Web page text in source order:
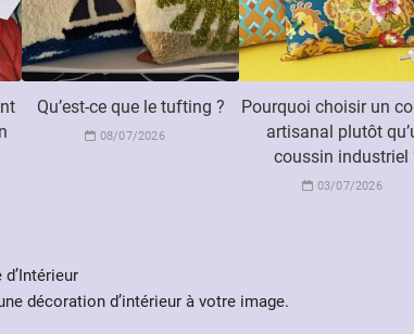
Qu’est-ce que le tufting ?
08/07/2026
Pourquoi choisir un
artisanal plutôt
coussin industriel
03/07/2026
décoration d’intérieur à votre image.